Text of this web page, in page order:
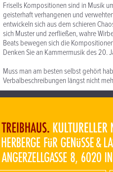
Frisells Kompositionen sind in Musik
geisterhaft verhangenen und
entwickeln sich aus dem schieren
sich Muster und zerfließen, wahre
Beats bewegen sich die
Denken Sie an Kammermusik des 20.
Muss man am besten selbst gehört
Verbalbeschreibungen längst nicht